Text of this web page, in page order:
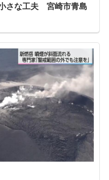
さな工夫 宮崎市青島